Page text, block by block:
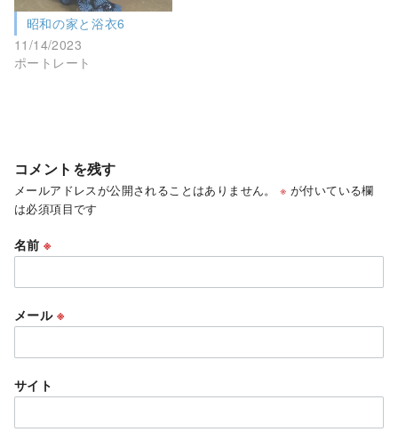
昭和の家と浴衣6
11/14/2023
ポートレート
コメントを残す
メールアドレスが公開されることはありません。 ※ が付いている欄
は必須項目です
名前※
メール ※
サイト